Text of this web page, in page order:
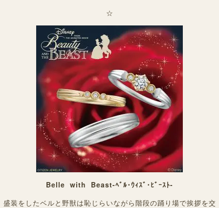
☆
Belle with Beast-ﾍﾞﾙ･ｳｨｽﾞ･ﾋﾞｰｽﾄ-
盛装をしたベルと野獣は恥じらいながら階段の踊り場で挨拶を交